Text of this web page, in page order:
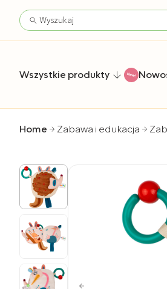
Wszystkie produkty
Home Zabawa i edukacja